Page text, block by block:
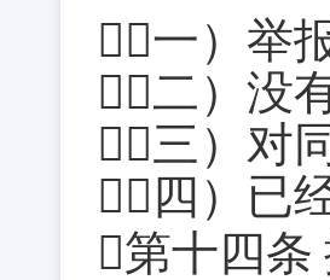
（一）举
（二）没
（三）对
（四）已
第十四条